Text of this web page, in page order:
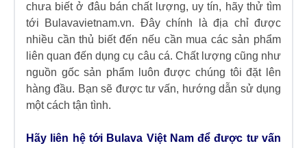
chưa biết ở đâu bán chất lượng, uy tín, hãy thử tìm
tới Bulavavietnam.vn. Đây chính là địa chỉ được
nhiều cần thủ biết đến nếu cần mua các sản phẩm
liên quan đến dụng cụ câu cá. Chất lượng cũng như
nguồn gốc sản phẩm luôn được chúng tôi đặt lên
hàng đầu. Bạn sẽ được tư vấn, hướng dẫn sử dụng
một cách tận tình.
Hãy liên hệ tới Bulava Việt Namđể được tư vấn